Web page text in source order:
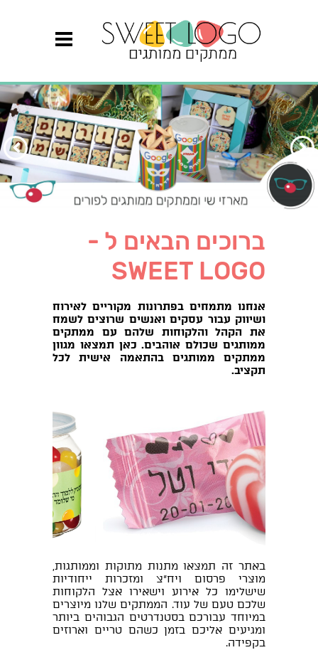
הבא הקודם
ברוכים הבאים ל -
SWEET LOGO
אנחנו מתמחים בפתרונות מקוריים לאירוח
ושיווק עבור עסקים ואנשים שרוצים לשמח
את הקהל והלקוחות שלהם עם ממתקים
ממותגים שכולם אוהבים. כאן תמצאו מגוון
ממתקים ממותגים בהתאמה אישית לכל
תקציב.
באתר זה תמצאו מתנות מתוקות וממותגות,
מוצרי פרסום ויח"צ ומזכרות ייחודיות
שישלימו כל אירוע וישאירו אצל הלקוחות
שלכם טעם של עוד. הממתקים שלנו מיוצרים
במיוחד עבורכם בסטנדרטים הגבוהים ביותר
ומגיעים אליכם בזמן כשהם טריים וארוזים
בקפידה.